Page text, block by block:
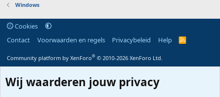
Windows
Cookies
Contact
Voorwaarden en regels Privacybeleid Help
R
S
Community platform by XenForo® © 2010-2026 XenForo Ltd.
Wij waarderen jouw privacy